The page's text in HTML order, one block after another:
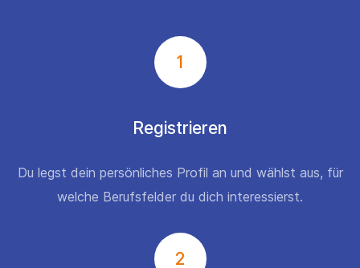
1
Registrieren
Du legst dein persönliches Profil an und wählst aus, für
welche Berufsfelder du dich interessierst.
2